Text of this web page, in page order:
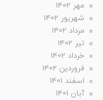
مهر 1402
شهریور 1402
مرداد 1402
تير 1402
خرداد 1402
فروردین 1402
اسفند 1401
آبان 1401